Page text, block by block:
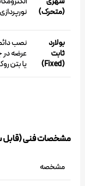
(متحرک)
نورپردازی LED
بولارد
ثابت
(Fixed)
نصب
عرضه
یا بتن
مشخصات فنی (قابل
مشخصه